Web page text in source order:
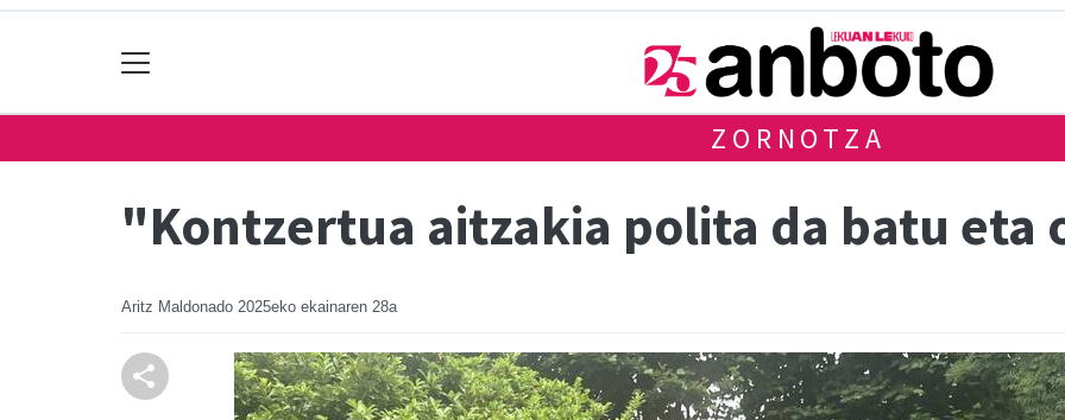
ZORNOTZA
"Kontzertua aitzakia polita da batu eta
Aritz Maldonado 2025eko ekainaren 28a